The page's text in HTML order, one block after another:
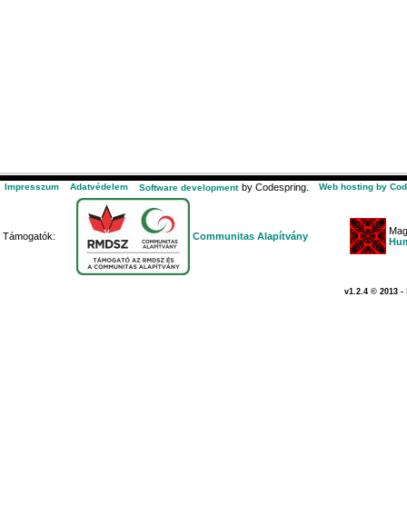
Impresszum Adatvédelem Software development by Codespring. Web hosting by
Támogatók: Communitas Alapítvány
v1.2.4 © 2013